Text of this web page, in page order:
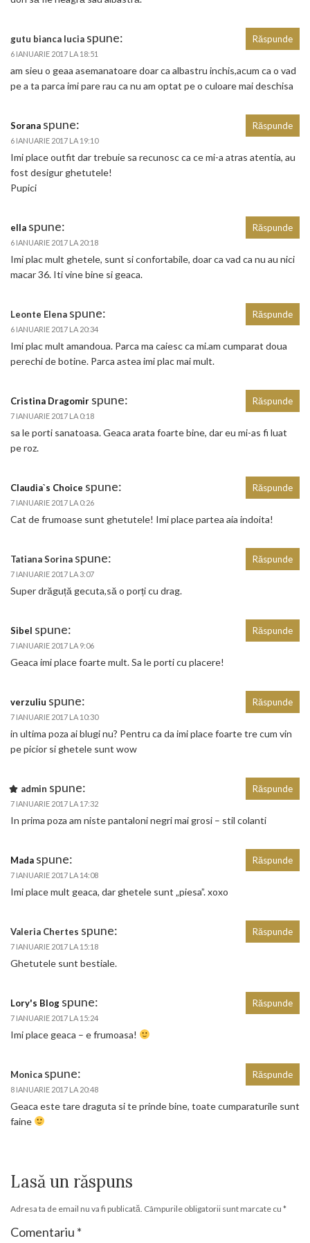
gutu bianca lucia spune:
6 IANUARIE 2017 LA 18:51
am sieu o geaa asemanatoare doar ca albastru inchis,acum ca o vad
pe a ta parca imi pare rau ca nu am optat pe o culoare mai deschisa
Răspunde
Sorana spune:
6 IANUARIE 2017 LA 19:10
Imi place outfit dar trebuie sa recunosc ca ce mi-a atras atentia, au
fost desigur ghetutele!
Pupici
Răspunde
ella spune:
6 IANUARIE 2017 LA 20:18
Imi plac mult ghetele, sunt si confortabile, doar ca vad ca nu au nici
macar 36. Iti vine bine si geaca.
Răspunde
Leonte Elena spune:
6 IANUARIE 2017 LA 20:34
Imi plac mult amandoua. Parca ma caiesc ca mi.am cumparat doua
perechi de botine. Parca astea imi plac mai mult.
Răspunde
Cristina Dragomir spune:
7 IANUARIE 2017 LA 0:18
sa le porti sanatoasa. Geaca arata foarte bine, dar eu mi-as fi luat
pe roz.
Răspunde
Claudia`s Choice spune:
7 IANUARIE 2017 LA 0:26
Cat de frumoase sunt ghetutele! Imi place partea aia indoita!
Răspunde
Tatiana Sorina spune:
7 IANUARIE 2017 LA 3:07
Super drăguță gecuta,să o porți cu drag.
Răspunde
Sibel spune:
7 IANUARIE 2017 LA 9:06
Geaca imi place foarte mult. Sa le porti cu placere!
Răspunde
verzuliu spune:
7 IANUARIE 2017 LA 10:30
in ultima poza ai blugi nu? Pentru ca da imi place foarte tre cum vin
pe picior si ghetele sunt wow
Răspunde
admin spune:
7 IANUARIE 2017 LA 17:32
In prima poza am niste pantaloni negri mai grosi – stil colanti
Răspunde
Mada spune:
7 IANUARIE 2017 LA 14:08
Imi place mult geaca, dar ghetele sunt „piesa”. xoxo
Răspunde
Valeria Chertes spune:
7 IANUARIE 2017 LA 15:18
Ghetutele sunt bestiale.
Răspunde
Lory's Blog spune:
7 IANUARIE 2017 LA 15:24
Imi place geaca – e frumoasa!
Răspunde
Monica spune:
8 IANUARIE 2017 LA 20:48
Geaca este tare draguta si te prinde bine, toate cumparaturile sunt
faine
Răspunde
Lasă un răspuns
Adresa ta de email nu va fi publicată. Câmpurile obligatorii sunt marcate cu *
Comentariu *